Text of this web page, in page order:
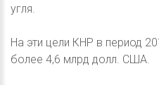
угля.
На эти цели КНР в период
более 4,6 млрд долл. США.